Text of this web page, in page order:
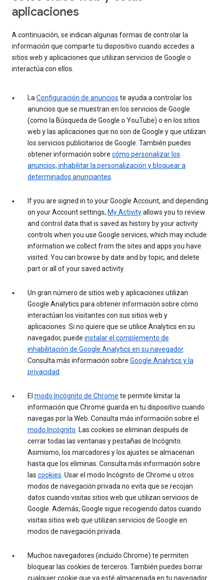
aplicaciones
A continuación, se indican algunas formas de controlar la
información que comparte tu dispositivo cuando accedes a
sitios web y aplicaciones que utilizan servicios de Google o
interactúa con ellos.
LaConfiguración de anuncios te ayuda a controlar los
anuncios que se muestran en los servicios de Google
(como la Búsqueda de Google o YouTube) o en los sitios
web y las aplicaciones que no son de Google y que utilizan
los servicios publicitarios de Google. También puedes
obtener información sobre cómo personalizar los
anuncios, inhabilitar la personalización y bloquear a
determinados anunciantes.
If you are signed in to your Google Account, and depending
on your Account settings, My Activityallows you to review
and control data that is saved as history by your activity
controls when you use Google services, which may include
information we collect from the sites and apps you have
visited. You can browse by date and by topic, and delete
part or all of your saved activity.
Un gran número de sitios web y aplicaciones utilizan
Google Analytics para obtener información sobre cómo
interactúan los visitantes con sus sitios web y
aplicaciones. Si no quiere que se utilice Analytics en su
navegador, puede instalar el complemento de
inhabilitación de Google Analytics en su navegador.
Consulta más información sobre Google Analytics y la
privacidad.
El modo Incógnito de Chrome te permite limitar la
información que Chrome guarda en tu dispositivo cuando
navegas por la Web. Consulta más información sobre el
modo Incógnito. Las cookies se eliminan después de
cerrar todas las ventanas y pestañas de Incógnito.
Asimismo, los marcadores y los ajustes se almacenan
hasta que los eliminas. Consulta más información sobre
las cookies. Usar el modo Incógnito de Chrome u otros
modos de navegación privada no evita que se recojan
datos cuando visitas sitios web que utilizan servicios de
Google. Además, Google sigue recogiendo datos cuando
visitas sitios web que utilizan servicios de Google en
modos de navegación privada.
Muchos navegadores (incluido Chrome) te permiten
bloquear las cookies de terceros. También puedes borrar
cualquier cookie que ya esté almacenada en tu navegador.